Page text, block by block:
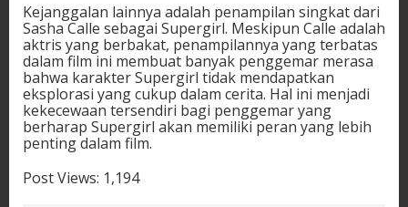
Kejanggalan lainnya adalah penampilan singkat dari
Sasha Calle sebagai Supergirl. Meskipun Calle adalah
aktris yang berbakat, penampilannya yang terbatas
dalam film ini membuat banyak penggemar merasa
bahwa karakter Supergirl tidak mendapatkan
eksplorasi yang cukup dalam cerita. Hal ini menjadi
kekecewaan tersendiri bagi penggemar yang
berharap Supergirl akan memiliki peran yang lebih
penting dalam film.
Post Views: 1,194